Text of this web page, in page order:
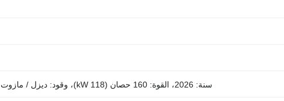
سنة: 2026، القوة: 160 حصان (118 kW)، وقود: ديزل / مازوت، مواصفات المحاور: 4x4